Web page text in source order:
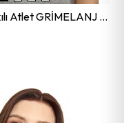
Kadın 6'lı Askılı Atlet GRİMELANJ JBR584.0006